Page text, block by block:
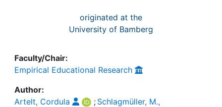
originated at the
University of Bamberg
Faculty/Chair:
Empirical Educational Research
Author:
Artelt, Cordula
; Schlagmüller, M.,